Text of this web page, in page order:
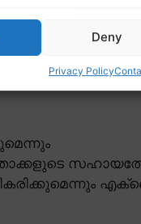
Deny
Privacy Policy